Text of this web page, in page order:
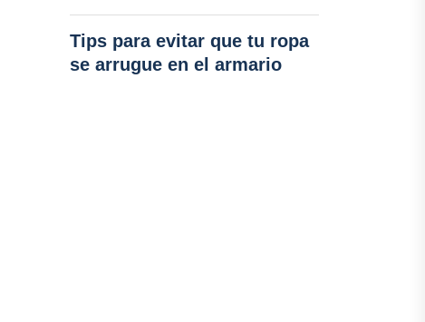
Tips para evitar que tu ropa
se arrugue en el armario